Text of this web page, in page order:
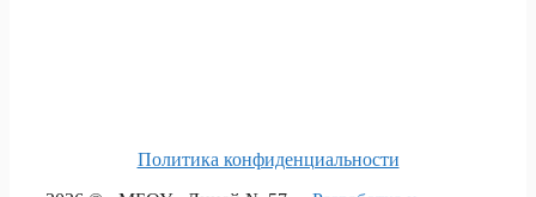
Политика конфиденциальности